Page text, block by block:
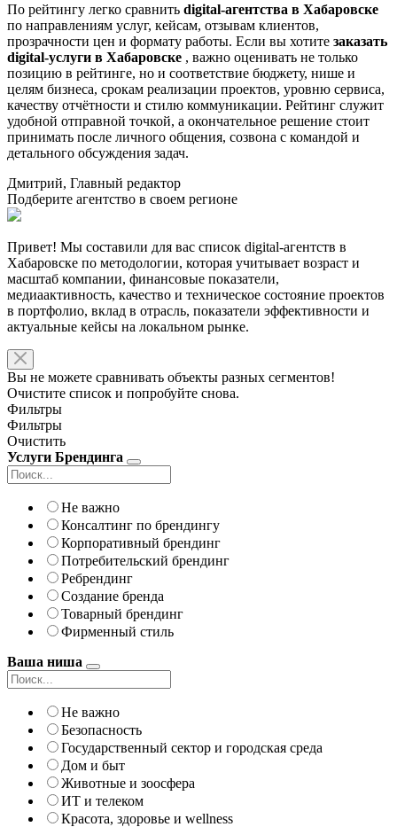
По рейтингу легко сравнить digital-агентства в Хабаровске
по направлениям услуг, кейсам, отзывам клиентов,
прозрачности цен и формату работы. Если вы хотите заказать
digital-услуги в Хабаровске , важно оценивать не только
позицию в рейтинге, но и соответствие бюджету, нише и
целям бизнеса, срокам реализации проектов, уровню сервиса,
качеству отчётности и стилю коммуникации. Рейтинг служит
удобной отправной точкой, а окончательное решение стоит
принимать после личного общения, созвона с командой и
детального обсуждения задач.
Дмитрий, Главный редактор
Подберите агентство в своем регионе
Привет! Мы составили для вас список digital-агентств в
Хабаровске по методологии, которая учитывает возраст и
масштаб компании, финансовые показатели,
медиаактивность, качество и техническое состояние проектов
в портфолио, вклад в отрасль, показатели эффективности и
актуальные кейсы на локальном рынке.
Вы не можете сравнивать объекты разных сегментов!
Очистите список и попробуйте снова.
Фильтры
Фильтры
Очистить
Услуги Брендинга
Не важно
Консалтинг по брендингу
Корпоративный брендинг
Потребительский брендинг
Ребрендинг
Создание бренда
Товарный брендинг
Фирменный стиль
Ваша ниша
Не важно
Безопасность
Государственный сектор и городская среда
Дом и быт
Животные и зоосфера
ИТ и телеком
Красота, здоровье и wellness